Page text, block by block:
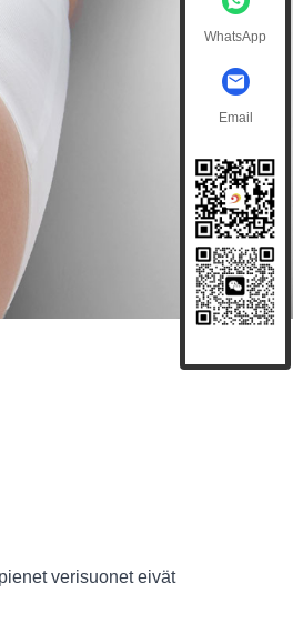
verisuonet eivät
WhatsApp
Email